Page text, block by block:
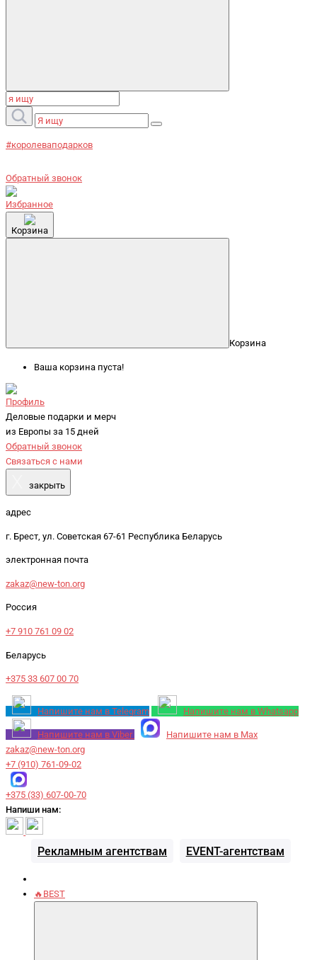
#королеваподарков
Обратный звонок
Избранное
Корзина
Корзина
Ваша корзина пуста!
Профиль
Деловые подарки и мерч
из Европы за 15 дней
Обратный звонок
Связаться с нами
закрыть
адрес
г. Брест, ул. Советская 67-61 Республика Беларусь
электронная почта
zakaz@new-ton.org
Россия
+7 910 761 09 02
Беларусь
+375 33 607 00 70
Напишите нам в Telegram Напишите нам в Whatsapp
Напишите нам в Viber
Напишите нам в Max
zakaz@new-ton.org
+7 (910) 761-09-02
+375 (33) 607-00-70
Напиши нам:
Рекламным агентствам EVENT-агентствам
🔥BEST